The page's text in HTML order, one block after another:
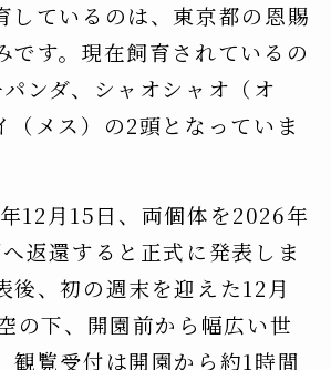
しているのは、東京都の恩賜
です。現在飼育されているの
ンダ、シャオシャオ（オ
（メス）の2頭となっていま
12月15日、両個体を2026年
返還すると正式に発表しま
後、初の週末を迎えた12月
の下、開園前から幅広い世
観覧受付は開園から約1時間